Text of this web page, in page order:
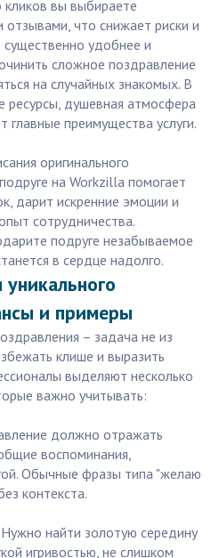
кликов вы выбираете
отзывами, что снижает риски и
существенно удобнее и
сложное поздравление
на случайных знакомых. В
ресурсы, душевная атмосфера
главные преимущества услуги.
оригинального
на Workzilla помогает
дарит искренние эмоции и
сотрудничества.
подруге незабываемое
в сердце надолго.
и примеры
– задача не из
клише и выразить
выделяют несколько
важно учитывать:
должно отражать
воспоминания,
Обычные фразы типа "желаю
контекста.
найти золотую середину
игривостью, не слишком